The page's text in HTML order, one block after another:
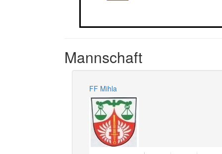
Mannschaft
FF Mihla